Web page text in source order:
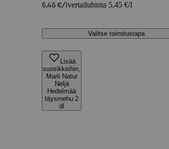
5,45 €/l vertailuhinta 5,45 €/l
Valitse toimitustapa
Lisää
suosikkeihin,
Marli Natur
Neljä
Hedelmää
täysmehu 2
dl